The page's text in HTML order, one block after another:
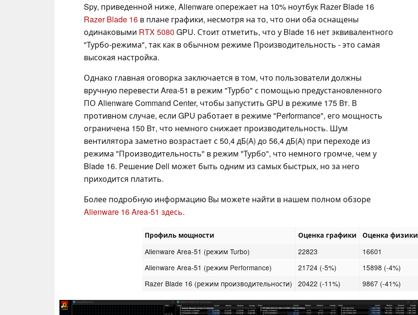
Spy, приведенной ниже, Alienware опережает на 10% ноутбук Razer Blade 16
Razer Blade 16 в плане графики, несмотря на то, что они оба оснащены
одинаковыми RTX 5080 GPU. Стоит отметить, что у Blade 16 нет эквивалентного
"Турбо-режима", так как в обычном режиме Производительность - это самая
высокая настройка.
Однако главная оговорка заключается в том, что пользователи должны
вручную перевести Area-51 в режим "Турбо" с помощью предустановленного
ПО Alienware Command Center, чтобы запустить GPU в режиме 175 Вт. В
противном случае, если GPU работает в режиме "Performance", его мощность
ограничена 150 Вт, что немного снижает производительность. Шум
вентилятора заметно возрастает с 50,4 дБ(А) до 56,4 дБ(А) при переходе из
режима "Производительность" в режим "Турбо", что немного громче, чем у
Blade 16. Решение Dell может быть одним из самых быстрых, но за него
приходится платить.
Более подробную информацию Вы можете найти в нашем полном обзоре
Alienware 16 Area-51 здесь.
Профиль мощности Оценка графики Оценка физики
Alienware Area-51 (режим Turbo) 22823 16601
Alienware Area-51 (режим Performance)
21724 (-5%) 15898 (-4%)
Razer Blade 16 (режим производительности)
20422 (-11%) 9867 (-41%)